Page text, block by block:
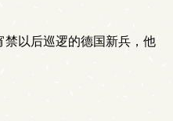
以后巡逻的德国新兵，他